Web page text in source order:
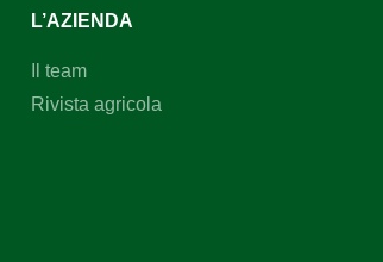
L’AZIENDA
Il team
Rivista agricola